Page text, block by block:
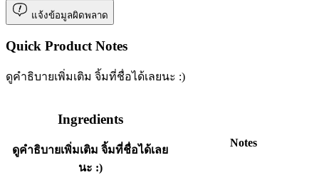
แจ้งข้อมูลผิดพลาด
Quick Product Notes
ดูคำธิบายเพิ่มเติม จิ้มที่ชื่อได้เลยนะ :)
Ingredients
ดูคำธิบายเพิ่มเติม จิ้มที่ชื่อได้เลย
นะ :)
Notes